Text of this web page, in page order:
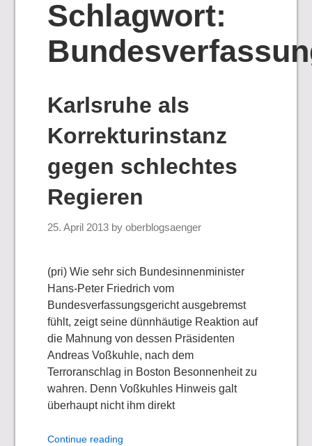
Schlagwort:
Karlsruhe als
Korrekturinstanz
gegen schlechtes
Regieren
25. April 2013 byoberblogsaenger
(pri) Wie sehr sich Bundesinnenminister
Hans-Peter Friedrich vom
Bundesverfassungsgericht ausgebremst
fühlt, zeigt seine dünnhäutige Reaktion auf
die Mahnung von dessen Präsidenten
Andreas Voßkuhle, nach dem
Terroranschlag in Boston Besonnenheit zu
wahren. Denn Voßkuhles Hinweis galt
überhaupt nicht ihm direkt
Continue reading